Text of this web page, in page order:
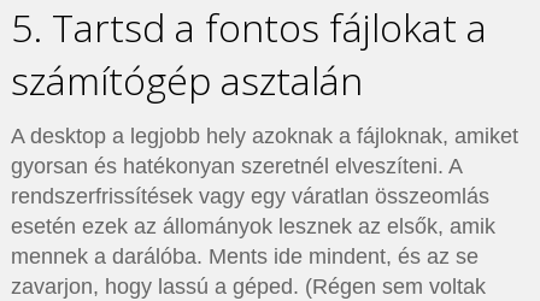
5. Tartsd a fontos fájlokat a
számítógép asztalán
A desktop a legjobb hely azoknak a fájloknak, amiket
gyorsan és hatékonyan szeretnél elveszíteni. A
rendszerfrissítések vagy egy váratlan összeomlás
esetén ezek az állományok lesznek az elsők, amik
mennek a darálóba. Ments ide mindent, és az se
zavarjon, hogy lassú a géped. (Régen sem voltak